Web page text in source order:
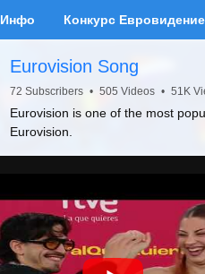
Инфо Конкурс Евровидение
Eurovision Song
72 Subscribers • 505 Videos • 51K
Eurovision is one of the most
Eurovision.